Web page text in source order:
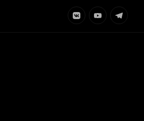
ЭлементЭлементЭлемент